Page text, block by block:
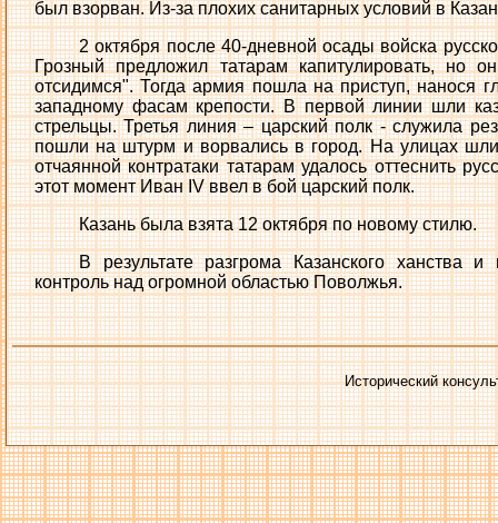
был взорван. Из-за плохих санитарных условий в
2 октября после 40-дневной осады войска
Грозный предложил татарам капитулировать, но
отсидимся". Тогда армия пошла на приступ, нанося
западному фасам крепости. В первой линии шли
стрельцы. Третья линия – царский полк - служила
пошли на штурм и ворвались в город. На улицах шли
отчаянной контратаки татарам удалось оттеснить
этот момент Иван IV ввел в бой царский полк.
Казань была взята 12 октября по новому стилю.
В результате разгрома Казанского ханства
контроль над огромной областью Поволжья.
Исторический